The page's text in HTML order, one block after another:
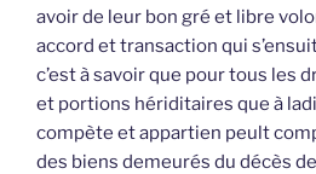
avoir de leur bon gré et libre
accord et transaction qui
c’est à savoir que pour tous les
et portions hériditaires que à
compète et appartien peult
des biens demeurés du décès